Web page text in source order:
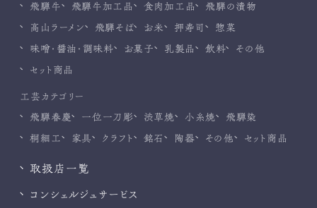
飛騨牛 飛騨牛加工品 食肉加工品 飛騨の漬物
高山ラーメン 飛騨そば お米 押寿司 惣菜
味噌・醤油・調味料 お菓子 乳製品 飲料 その他
セット商品
工芸カテゴリー
飛騨春慶 一位一刀彫 渋草焼 小糸焼 飛騨染
桐細工 家具 クラフト 銘石 陶器 その他 セット商品
取扱店一覧
コンシェルジュサービス